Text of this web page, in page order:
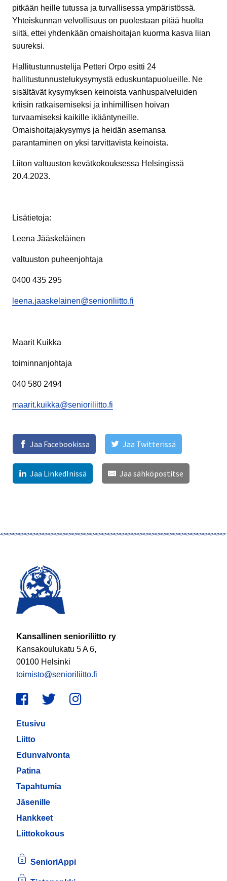
pitkään heille tutussa ja turvallisessa ympäristössä.
Yhteiskunnan velvollisuus on puolestaan pitää huolta
siitä, ettei yhdenkään omaishoitajan kuorma kasva liian
suureksi.
Hallitustunnustelija Petteri Orpo esitti 24
hallitustunnustelukysymystä eduskuntapuolueille. Ne
sisältävät kysymyksen keinoista vanhuspalveluiden
kriisin ratkaisemiseksi ja inhimillisen hoivan
turvaamiseksi kaikille ikääntyneille.
Omaishoitajakysymys ja heidän asemansa
parantaminen on yksi tarvittavista keinoista.
Liiton valtuuston kevätkokouksessa Helsingissä
20.4.2023.
Lisätietoja:
Leena Jääskeläinen
valtuuston puheenjohtaja
0400 435 295
leena.jaaskelainen@senioriliitto.fi
Maarit Kuikka
toiminnanjohtaja
040 580 2494
maarit.kuikka@senioriliitto.fi
Jaa Facebookissa Jaa Twitterissä
Jaa LinkedInissä Jaa sähköpostitse
Kansallinen senioriliitto ry
Kansakoulukatu 5 A 6,
00100 Helsinki
toimisto@senioriliitto.fi
Facebook
TwitterInstagram
Etusivu
Liitto
Edunvalvonta
Patina
Tapahtumia
Jäsenille
Hankkeet
Liittokokous
SenioriAppi